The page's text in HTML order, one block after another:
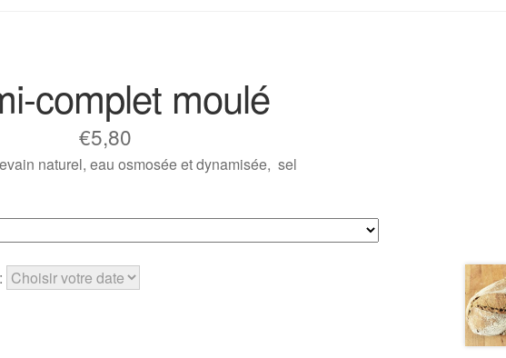
complet moulé
€5,80
naturel, eau osmosée et dynamisée, sel